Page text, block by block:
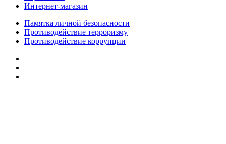
Интернет-магазин
Памятка личной безопасности
Противодействие терроризму
Противодействие коррупции